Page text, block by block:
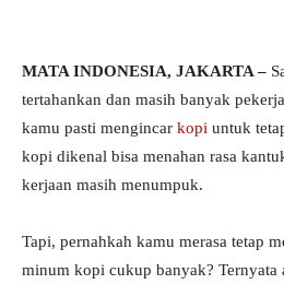
MATA INDONESIA, JAKARTA –
tertahankan dan masih banyak
kamu pasti mengincar kopi untuk
kopi dikenal bisa menahan rasa
kerjaan masih menumpuk.
Tapi, pernahkah kamu merasa tetap
minum kopi cukup banyak? Ternyata